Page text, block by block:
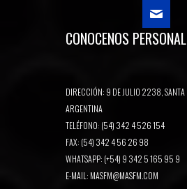
CONOCENOS
DIRECCIÓN: 9 DE JULIO 2238, SANTA
ARGENTINA
TELÉFONO: (54) 342 4 526 154
FAX: (54) 342 4 56 26 98
WHATSAPP: (+54) 9 342 5 165 95 9
E-MAIL: MASFM@MASFM.COM